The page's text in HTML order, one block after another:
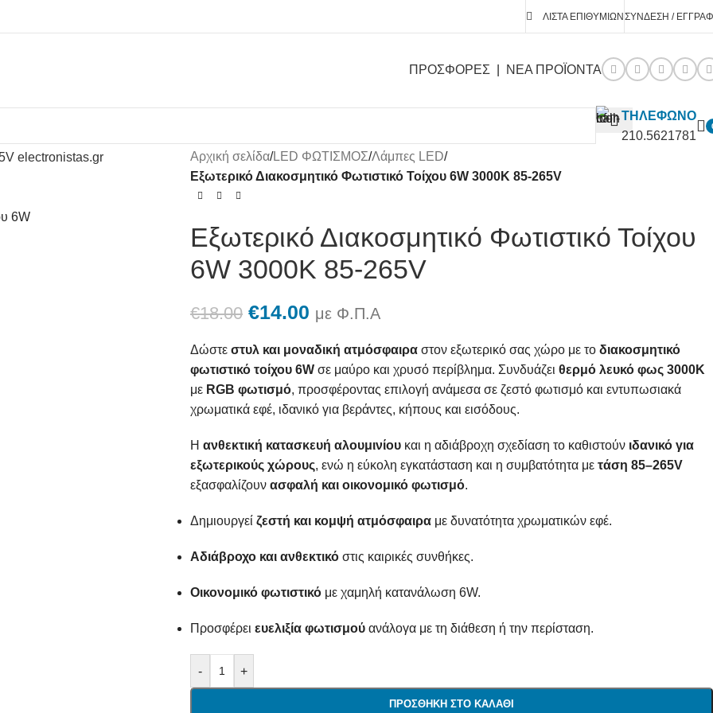
ΛΊΣΤΑ ΕΠΙΘΥΜΙΏΝΣΎΝΔΕΣΗ /
ΠΡΟΣΦΟΡΕΣ ΝΕΑ ΠΡΟΪΟΝΤΑ
ΤΗΛΕΦΩΝΟ
210.5621781
Αρχική σελίδα/LED ΦΩΤΙΣΜΟΣ/Λάμπες LED/
Εξωτερικό Διακοσμητικό Φωτιστικό Τοίχου 6W 3000K 85-265V
Εξωτερικό Διακοσμητικό Φωτιστικό Τοίχου
6W 3000K 85-265V
€18.00 €14.00 με Φ.Π.Α
Δώστε στυλ και μοναδική ατμόσφαιρα στον εξωτερικό σας χώρο με το διακοσμητικό
φωτιστικό τοίχου 6W σε μαύρο και χρυσό περίβλημα. Συνδυάζει θερμό λευκό φως 3000K
με RGB φωτισμό, προσφέροντας επιλογή ανάμεσα σε ζεστό φωτισμό και εντυπωσιακά
χρωματικά εφέ, ιδανικό για βεράντες, κήπους και εισόδους.
Η ανθεκτική κατασκευή αλουμινίου και η αδιάβροχη σχεδίαση το καθιστούν ιδανικό για
εξωτερικούς χώρους, ενώ η εύκολη εγκατάσταση και η συμβατότητα με τάση 85–265V
εξασφαλίζουν ασφαλή και οικονομικό φωτισμό.
Δημιουργεί ζεστή και κομψή ατμόσφαιρα με δυνατότητα χρωματικών εφέ.
Αδιάβροχο και ανθεκτικό στις καιρικές συνθήκες.
Οικονομικό φωτιστικό με χαμηλή κατανάλωση 6W.
Προσφέρει ευελιξία φωτισμού ανάλογα με τη διάθεση ή την περίσταση.
- +
ΠΡΟΣΘΉΚΗ ΣΤΟ ΚΑΛΆΘΙ